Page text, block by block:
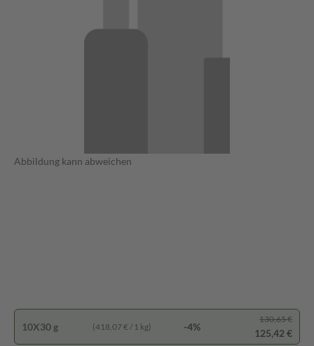
Abbildung kann abweichen
10X30 g (418,07 € / 1 kg) -4%
130,65 €
125,42 €